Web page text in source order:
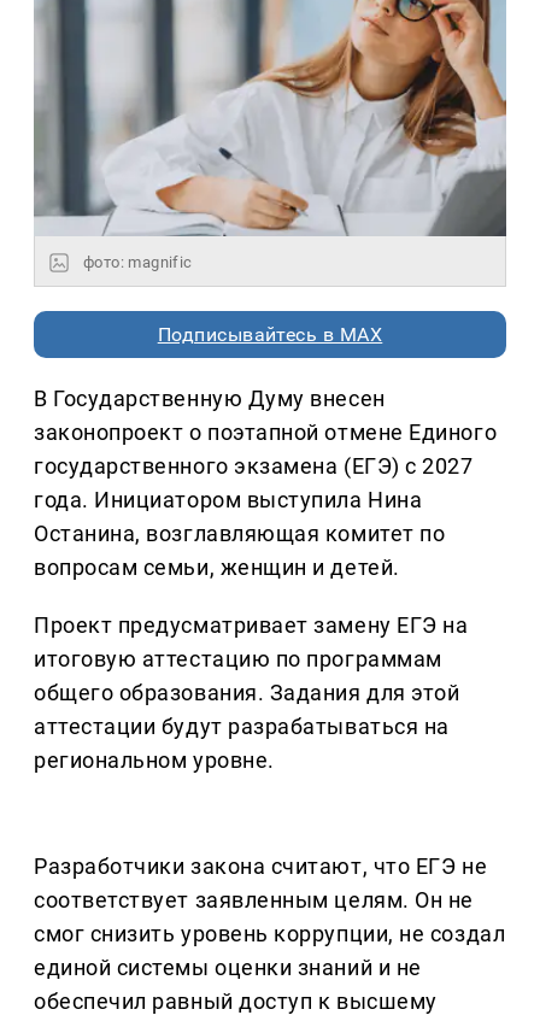
фото: magnific
Подписывайтесь в MAX
В Государственную Думу внесен
законопроект о поэтапной отмене Единого
государственного экзамена (ЕГЭ) с 2027
года. Инициатором выступила Нина
Останина, возглавляющая комитет по
вопросам семьи, женщин и детей.
Проект предусматривает замену ЕГЭ на
итоговую аттестацию по программам
общего образования. Задания для этой
аттестации будут разрабатываться на
региональном уровне.
Разработчики закона считают, что ЕГЭ не
соответствует заявленным целям. Он не
смог снизить уровень коррупции, не создал
единой системы оценки знаний и не
обеспечил равный доступ к высшему